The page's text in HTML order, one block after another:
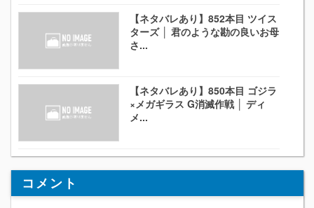
【ネタバレあり】852本目 ツイス
ターズ │ 君のような勘の良いお母
さ...
【ネタバレあり】850本目 ゴジラ
×メガギラス G消滅作戦 │ ディ
メ...
コメント